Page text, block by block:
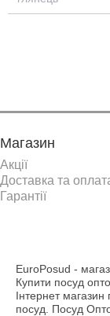
Магазин
Акції
Доставка та
Гарантії
EuroPosud -
Купити посуд
Інтернет
посуд. Посуд